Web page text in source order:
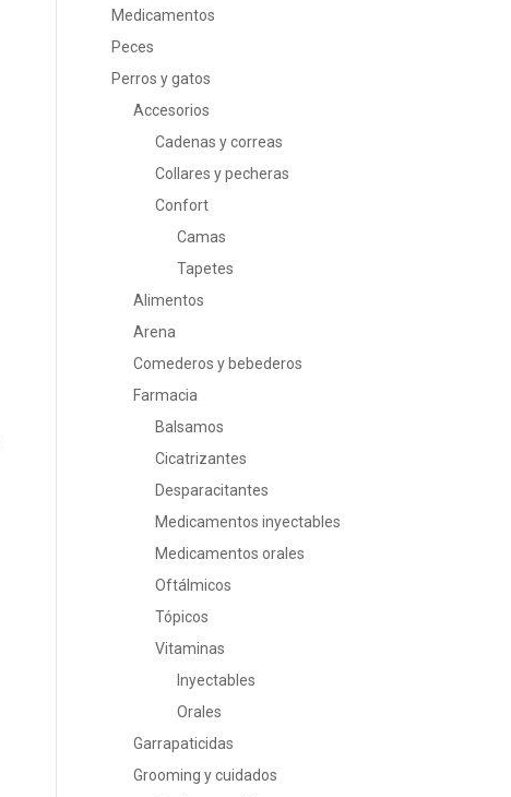
Medicamentos
Peces
Perros y gatos
Accesorios
Cadenas y correas
Collares y pecheras
Confort
Camas
Tapetes
Alimentos
Arena
Comederos y bebederos
Farmacia
Balsamos
Cicatrizantes
Desparacitantes
Medicamentos inyectables
Medicamentos orales
Oftálmicos
Tópicos
Vitaminas
Inyectables
Orales
Garrapaticidas
Grooming y cuidados